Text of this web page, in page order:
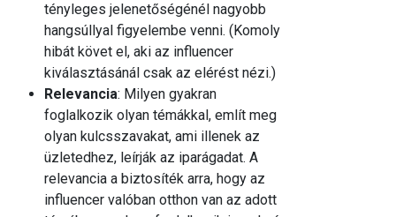
tényleges jelenetőségénél nagyobb
hangsúllyal figyelembe venni. (Komoly
hibát követ el, aki az influencer
kiválasztásánál csak az elérést nézi.)
Relevancia: Milyen gyakran
foglalkozik olyan témákkal, említ meg
olyan kulcsszavakat, ami illenek az
üzletedhez, leírják az iparágadat. A
relevancia a biztosíték arra, hogy az
influencer valóban otthon van az adott